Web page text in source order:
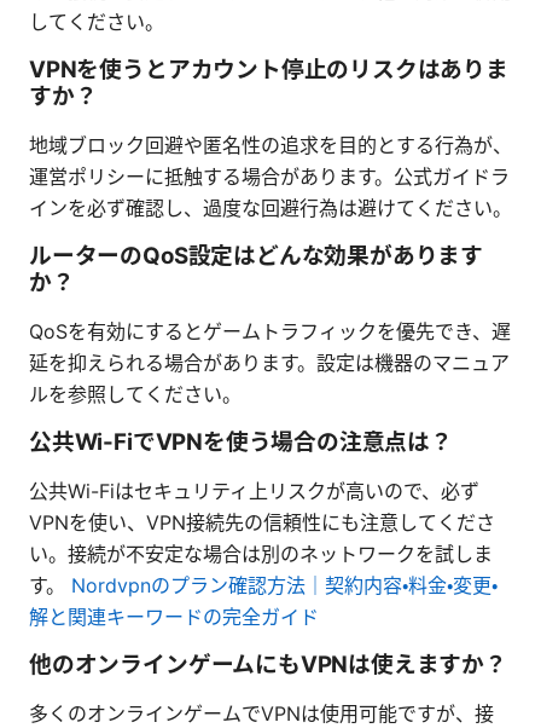
してください。
VPNを使うとアカウント停止のリスクはありま
すか？
地域ブロック回避や匿名性の追求を目的とする行為が、
運営ポリシーに抵触する場合があります。公式ガイドラ
インを必ず確認し、過度な回避行為は避けてください。
ルーターのQoS設定はどんな効果があります
か？
QoSを有効にするとゲームトラフィックを優先でき、遅
延を抑えられる場合があります。設定は機器のマニュア
ルを参照してください。
公共Wi-FiでVPNを使う場合の注意点は？
公共Wi-Fiはセキュリティ上リスクが高いので、必ず
VPNを使い、VPN接続先の信頼性にも注意してくださ
い。接続が不安定な場合は別のネットワークを試しま
す。 Nordvpnのプラン確認方法｜契約内容・料金・変更・
解と関連キーワードの完全ガイド
他のオンラインゲームにもVPNは使えますか？
多くのオンラインゲームでVPNは使用可能ですが、接